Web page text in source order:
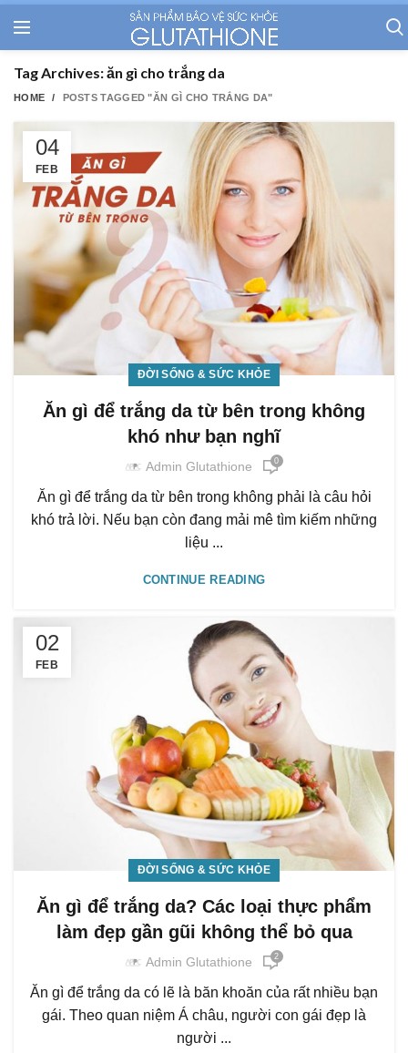
Tag Archives: ăn gì cho trắng da
HOME POSTS TAGGED "ĂN GÌ CHO TRẮNG DA"
04
FEB
ĐỜI SỐNG & SỨC KHỎE
Ăn gì để trắng da từ bên trong không
khó như bạn nghĩ
Admin Glutathione 0
Ăn gì để trắng da từ bên trong không phải là câu hỏi
khó trả lời. Nếu bạn còn đang mải mê tìm kiếm những
liệu ...
CONTINUE READING
02
FEB
ĐỜI SỐNG & SỨC KHỎE
Ăn gì để trắng da? Các loại thực phẩm
làm đẹp gần gũi không thể bỏ qua
Admin Glutathione 2
Ăn gì để trắng da có lẽ là băn khoăn của rất nhiều bạn
gái. Theo quan niệm Á châu, người con gái đẹp là
người ...